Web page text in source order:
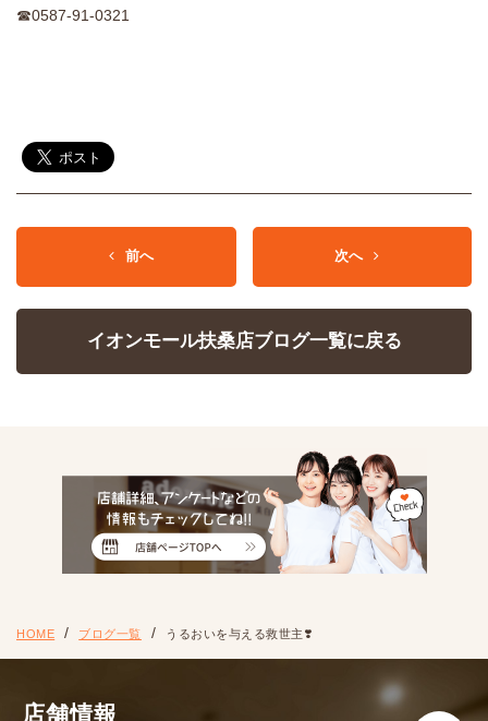
☎0587-91-0321
前へ 次へ
イオンモール扶桑店ブログ一覧に戻る
HOME ブログ一覧 うるおいを与える救世主❣️
店舗情報